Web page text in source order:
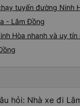
tuyến đường Ninh
- Lâm Đồng
Hòa nhanh và uy tín
hỏi: Nhà xe đi